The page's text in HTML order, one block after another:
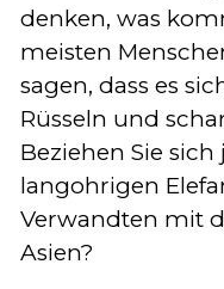
denken, was
meisten
sagen, dass es
Rüsseln und
Beziehen Sie
langohrigen
Verwandten mit
Asien?